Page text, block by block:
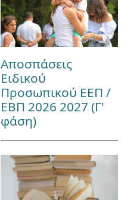
Αποσπάσεις
Ειδικού
Προσωπικού ΕΕΠ /
ΕΒΠ 2026 2027 (Γ'
φάση)